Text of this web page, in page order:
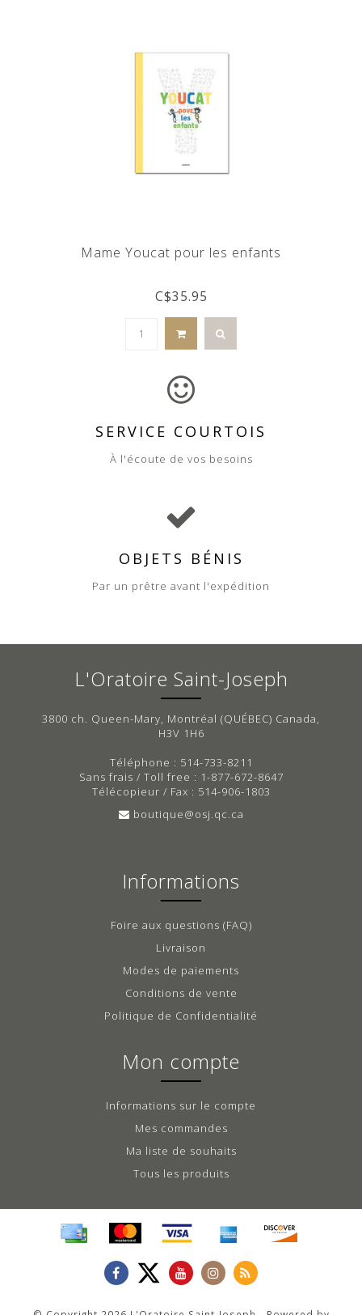
Mame Youcat pour les enfants
C$35.95
SERVICE COURTOIS
À l'écoute de vos besoins
OBJETS BÉNIS
Par un prêtre avant l'expédition
L'Oratoire Saint-Joseph
3800 ch. Queen-Mary, Montréal (QUÉBEC) Canada,
H3V 1H6
Téléphone : 514-733-8211
Sans frais / Toll free : 1-877-672-8647
Télécopieur / Fax : 514-906-1803
boutique@osj.qc.ca
Informations
Foire aux questions (FAQ)
Livraison
Modes de paiements
Conditions de vente
Politique de Confidentialité
Mon compte
Informations sur le compte
Mes commandes
Ma liste de souhaits
Tous les produits